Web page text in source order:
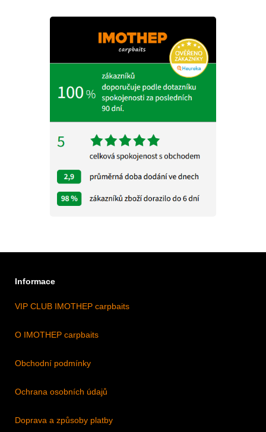
Informace
VIP CLUB IMOTHEP carpbaits
O IMOTHEP carpbaits
Obchodní podmínky
Ochrana osobních údajů
Doprava a způsoby platby